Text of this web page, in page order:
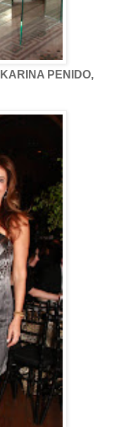
PENIDO,